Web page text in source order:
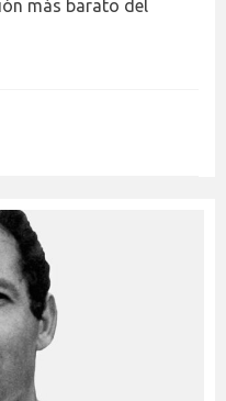
más barato del